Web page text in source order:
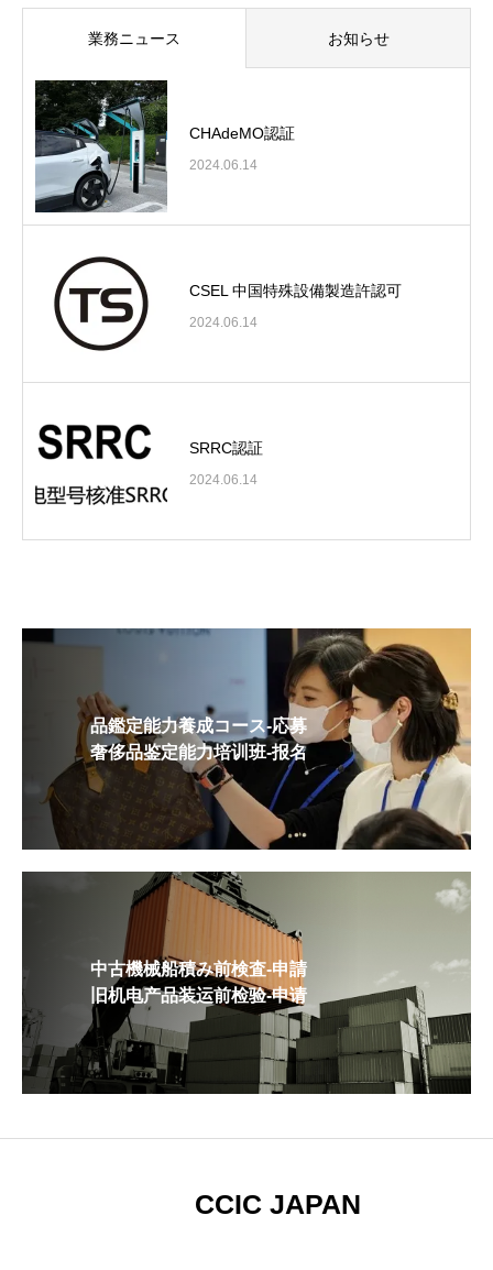
業務ニュース お知らせ
CHAdeMO認証
2024.06.14
CSEL 中国特殊設備製造許認可
2024.06.14
SRRC認証
2024.06.14
品鑑定能力養成コース-応募
奢侈品鉴定能力培训班-报名
中古機械船積み前検査-申請
旧机电产品装运前检验-申请
CCIC JAPAN